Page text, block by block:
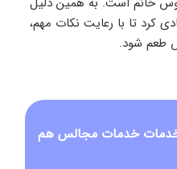
کرد تا با رعایت نکات مهم،
طعم شود.
خدمات خدمات مجالس هم